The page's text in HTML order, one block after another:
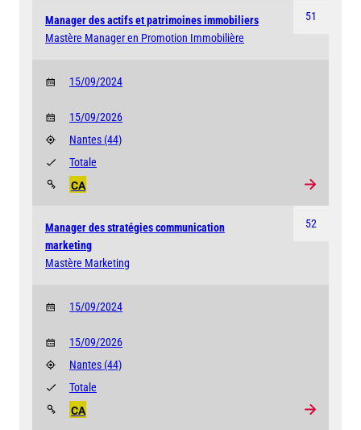
51
Manager des actifs et patrimoines immobiliers
Mastère Manager en Promotion Immobilière
15/09/2024
15/09/2026
Nantes (44)
CA
Totale
52
Manager des stratégies communication
marketing
Mastère Marketing
15/09/2024
15/09/2026
Nantes (44)
CA
Totale